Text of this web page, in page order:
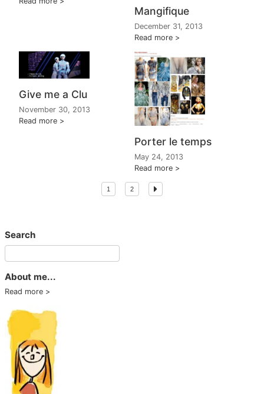
Mangifique
December 31, 2013
Read more
Give me a Clu
November 30, 2013
Read more
Porter le temps
May 24, 2013
Read more
1 2
Search
About me...
Read more